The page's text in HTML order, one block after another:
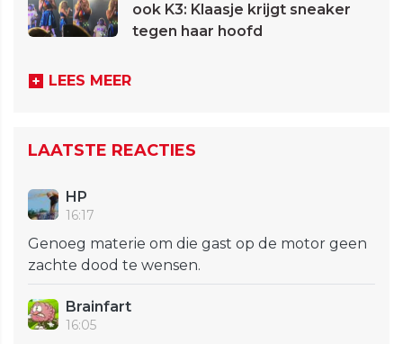
ook K3: Klaasje krijgt sneaker
tegen haar hoofd
LEES MEER
LAATSTE REACTIES
HP
16:17
Genoeg materie om die gast op de motor geen
zachte dood te wensen.
Brainfart
16:05